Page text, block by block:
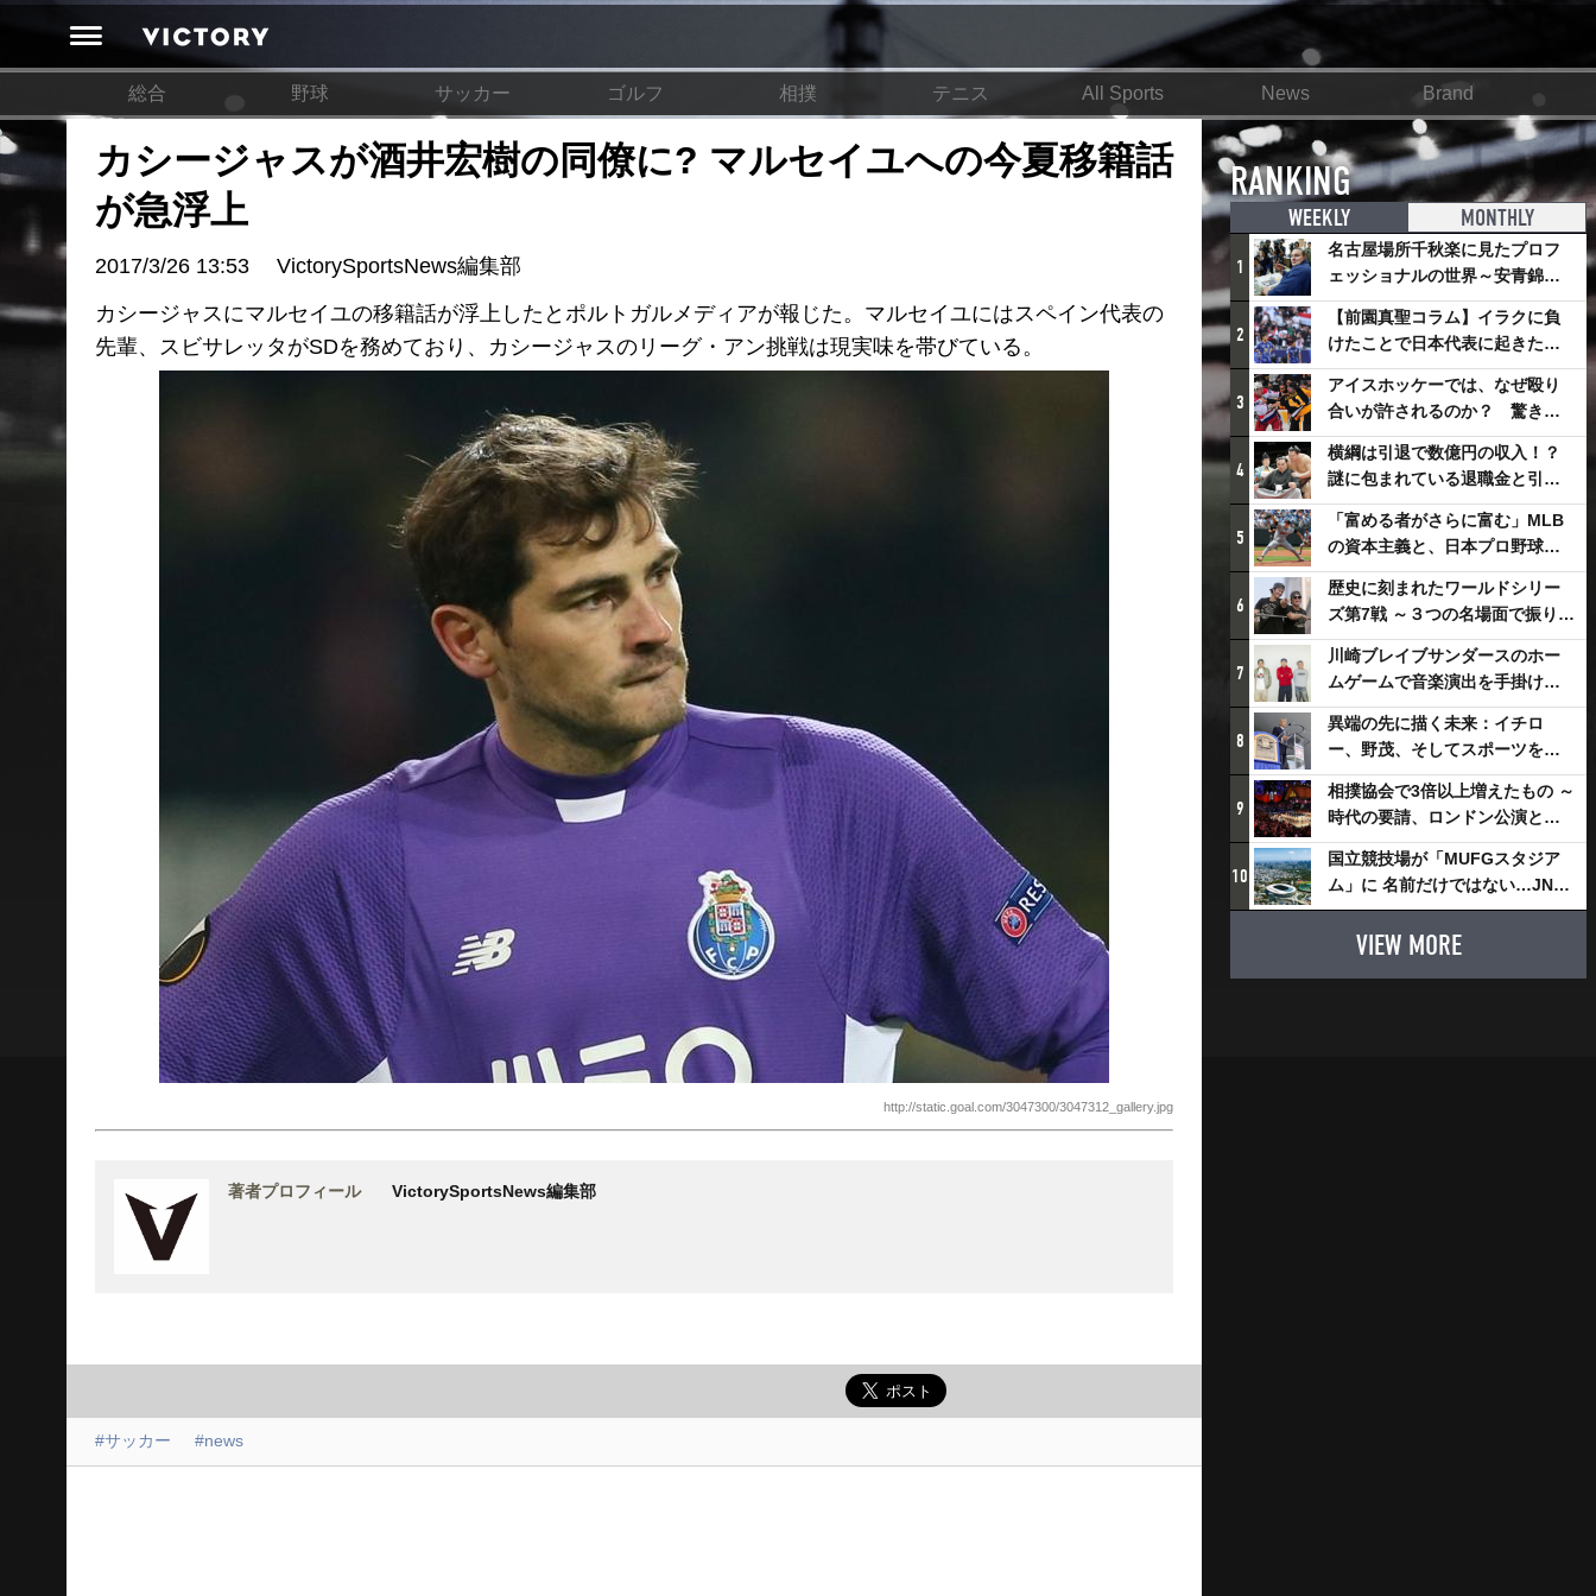
総合 野球 サッカー ゴルフ 相撲 テニス All Sports News Brand
カシージャスが酒井宏樹の同僚に? マルセイユへの今夏移籍話
が急浮上
2017/3/26 13:53
VictorySportsNews編集部
カシージャスにマルセイユの移籍話が浮上したとポルトガルメディアが報じた。マルセイユにはスペイン代表の
先輩、スビサレッタがSDを務めており、カシージャスのリーグ・アン挑戦は現実味を帯びている。
http://static.goal.com/3047300/3047312_gallery.jpg
著者プロフィール VictorySportsNews編集部
#サッカー #news
RANKING
WEEKLY MONTHLY
1
名古屋場所千秋楽に見たプロフ
ェッショナルの世界～安青錦の
優勝を巡るさまざまなドラマ
2
【前園真聖コラム】イラクに負
けたことで日本代表に起きたプ
ラスとは
3
アイスホッケーでは、なぜ殴り
合いが許されるのか？ 驚きの
「ファイティング」ルールにつ
いて
4
横綱は引退で数億円の収入！？
謎に包まれている退職金と引退
相撲興行
5
「富める者がさらに富む」MLB
の資本主義と、日本プロ野球が
踏み出せない一歩
6
歴史に刻まれたワールドシリー
ズ第7戦 ～３つの名場面で振り返
る～
7
川崎ブレイブサンダースのホー
ムゲームで音楽演出を手掛ける
スチャダラパーが川崎新！アリ
ーナシティ・プロジェクトを語
る 「楽しみでしかないでしょ。
川崎は、ずっと成長曲線だか
ら」
8
異端の先に描く未来：イチロ
ー、野茂、そしてスポーツを支
える科学界の挑戦
9
相撲協会で3倍以上増えたもの ～
時代の要請、ロンドン公演と古
式大相撲
10
国立競技場が「MUFGスタジア
ム」に 名前だけではない…JNSE
とMUFGが“共創”し描く地域活
性化・社会価値創造の近未来図
VIEW MORE